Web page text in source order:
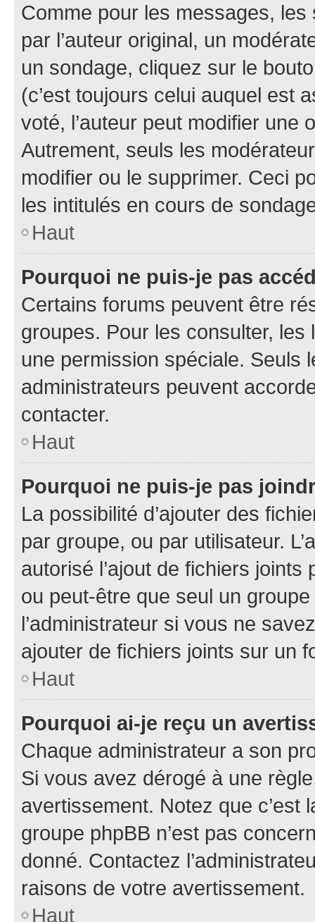
Comme pour les messages,
par l’auteur original, un
un sondage, cliquez sur le
(c’est toujours celui auquel est
voté, l’auteur peut modifier une
Autrement, seuls les
modifier ou le supprimer. Ceci
les intitulés en cours de
Haut
Pourquoi ne puis-je pas
Certains forums peuvent être
groupes. Pour les consulter,
une permission spéciale. Seuls
administrateurs peuvent
contacter.
Haut
Pourquoi ne puis-je pas
La possibilité d’ajouter des
par groupe, ou par utilisateur.
autorisé l’ajout de fichiers
ou peut-être que seul un
l’administrateur si vous ne
ajouter de fichiers joints sur un
Haut
Pourquoi ai-je reçu un
Chaque administrateur a son
Si vous avez dérogé à une
avertissement. Notez que c’est
groupe phpBB n’est pas
donné. Contactez
raisons de votre avertissement.
Haut